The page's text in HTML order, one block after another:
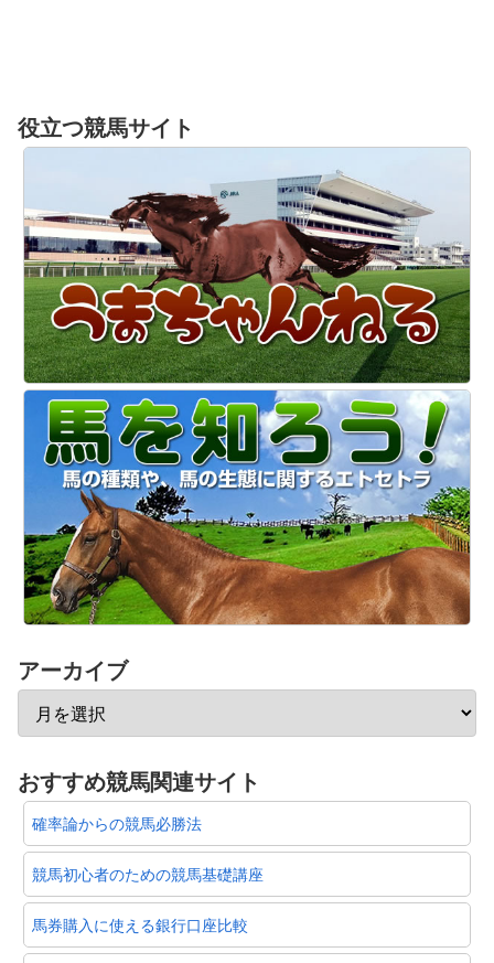
役立つ競馬サイト
アーカイブ
おすすめ競馬関連サイト
確率論からの競馬必勝法
競馬初心者のための競馬基礎講座
馬券購入に使える銀行口座比較